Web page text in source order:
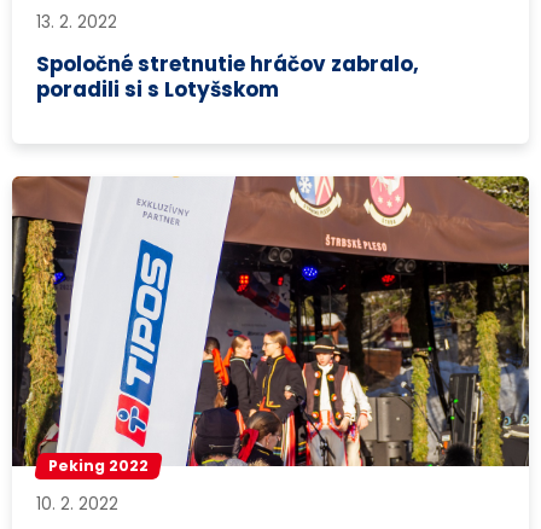
13. 2. 2022
Spoločné stretnutie hráčov zabralo,
poradili si s Lotyšskom
Peking 2022
10. 2. 2022